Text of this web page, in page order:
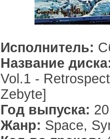
Исполнитель:
Название
Vol.1 -
Zebyte]
Год выпуска:
Жанр: Space,